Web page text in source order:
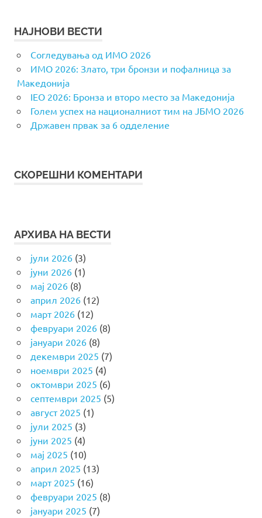
НАЈНОВИ ВЕСТИ
Согледувања од ИМО 2026
ИМО 2026: Злато, три бронзи и пофалница за
Македонија
IEO 2026: Бронза и второ место за Македонија
Голем успех на националниот тим на ЈБМО 2026
Државен првак за 6 одделение
СКОРЕШНИ КОМЕНТАРИ
АРХИВА НА ВЕСТИ
јули 2026(3)
јуни 2026(1)
мај 2026(8)
април 2026(12)
март 2026(12)
февруари 2026(8)
јануари 2026(8)
декември 2025 (7)
ноември 2025 (4)
октомври 2025 (6)
септември 2025 (5)
август 2025 (1)
јули 2025 (3)
јуни 2025 (4)
мај 2025 (10)
април 2025 (13)
март 2025 (16)
февруари 2025 (8)
јануари 2025 (7)